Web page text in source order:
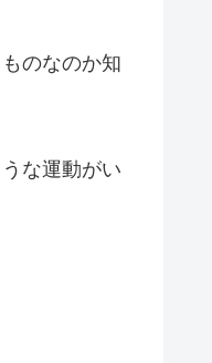
のなのか知
な運動がい